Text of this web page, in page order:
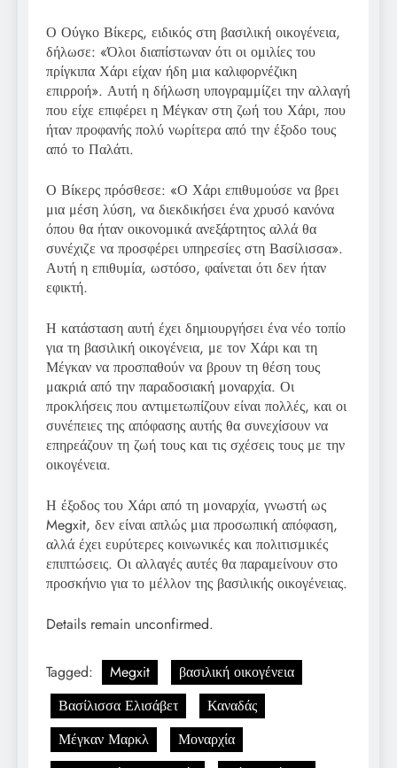
Ο Ούγκο Βίκερς, ειδικός στη βασιλική οικογένεια,
δήλωσε: «Όλοι διαπίστωναν ότι οι ομιλίες του
πρίγκιπα Χάρι είχαν ήδη μια καλιφορνέζικη
επιρροή». Αυτή η δήλωση υπογραμμίζει την αλλαγή
που είχε επιφέρει η Μέγκαν στη ζωή του Χάρι, που
ήταν προφανής πολύ νωρίτερα από την έξοδο τους
από το Παλάτι.
Ο Βίκερς πρόσθεσε: «Ο Χάρι επιθυμούσε να βρει
μια μέση λύση, να διεκδικήσει ένα χρυσό κανόνα
όπου θα ήταν οικονομικά ανεξάρτητος αλλά θα
συνέχιζε να προσφέρει υπηρεσίες στη Βασίλισσα».
Αυτή η επιθυμία, ωστόσο, φαίνεται ότι δεν ήταν
εφικτή.
Η κατάσταση αυτή έχει δημιουργήσει ένα νέο τοπίο
για τη βασιλική οικογένεια, με τον Χάρι και τη
Μέγκαν να προσπαθούν να βρουν τη θέση τους
μακριά από την παραδοσιακή μοναρχία. Οι
προκλήσεις που αντιμετωπίζουν είναι πολλές, και οι
συνέπειες της απόφασης αυτής θα συνεχίσουν να
επηρεάζουν τη ζωή τους και τις σχέσεις τους με την
οικογένεια.
Η έξοδος του Χάρι από τη μοναρχία, γνωστή ως
Megxit, δεν είναι απλώς μια προσωπική απόφαση,
αλλά έχει ευρύτερες κοινωνικές και πολιτισμικές
επιπτώσεις. Οι αλλαγές αυτές θα παραμείνουν στο
προσκήνιο για το μέλλον της βασιλικής οικογένειας.
Details remain unconfirmed.
Tagged: Megxit
βασιλική οικογένεια
Βασίλισσα Ελισάβετ
Καναδάς
Μέγκαν Μαρκλ
Μοναρχία